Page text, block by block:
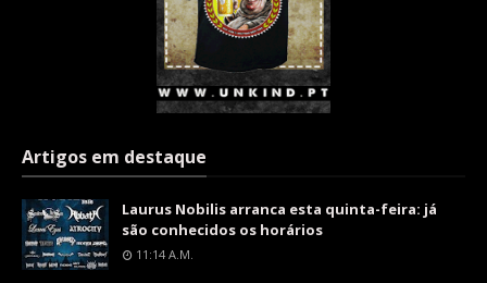
Artigos em destaque
Laurus Nobilis arranca esta quinta-feira: já
são conhecidos os horários
11:14 A.m.